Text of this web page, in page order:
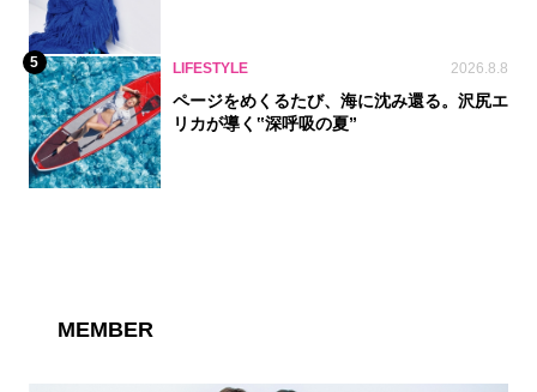
5 LIFESTYLE 2026.8.8
ページをめくるたび、海に沈み還る。沢尻エ
リカが導く‟深呼吸の夏”
MEMBER